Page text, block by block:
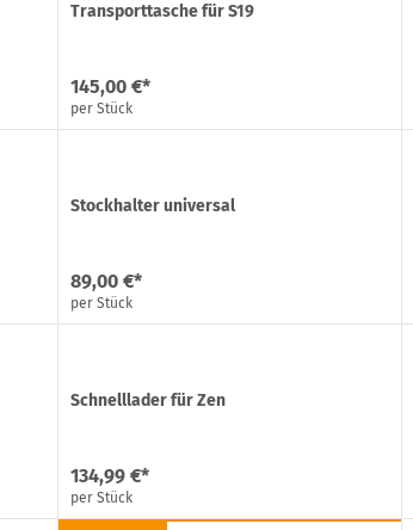
Transporttasche für S19
145,00 €*
per Stück
Stockhalter universal
89,00 €*
per Stück
Schnelllader für Zen
134,99 €*
per Stück